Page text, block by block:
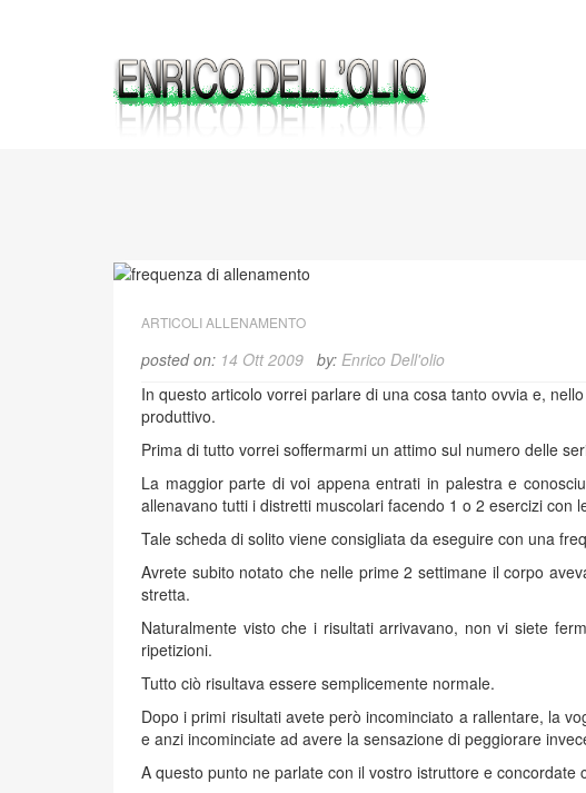
ARTICOLI ALLENAMENTO
posted on: 14 Ott 2009 by: Enrico Dell'olio
In questo articolo vorrei parlare di una cosa tanto ovvia e,
produttivo.
Prima di tutto vorrei soffermarmi un attimo sul numero delle
La maggior parte di voi appena entrati in palestra e
allenavano tutti i distretti muscolari facendo 1 o 2 esercizi con
Tale scheda di solito viene consigliata da eseguire con una
Avrete subito notato che nelle prime 2 settimane il corpo
stretta.
Naturalmente visto che i risultati arrivavano, non vi siete
ripetizioni.
Tutto ciò risultava essere semplicemente normale.
Dopo i primi risultati avete però incominciato a rallentare, la
e anzi incominciate ad avere la sensazione di peggiorare
A questo punto ne parlate con il vostro istruttore e